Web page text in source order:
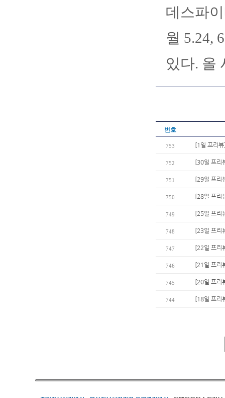
데스파
월 5.24,
있다. 올
번호
753 [1일 프리
752 [30일 프리
751 [29일 프리
750 [28일 프리
749 [25일 프리
748 [23일 프리
747 [22일 프리
746 [21일 프리
745 [20일 프리
744 [18일 프리